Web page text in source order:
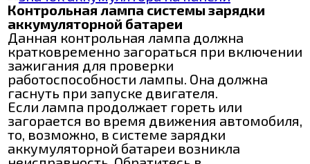
Контрольная лампа системы зарядки
аккумуляторной батареи
Данная контрольная лампа должна
кратковременно загораться при включении
зажигания для проверки
работоспособности лампы. Она должна
гаснуть при запуске двигателя.
Если лампа продолжает гореть или
загорается во время движения автомобиля,
то, возможно, в системе зарядки
аккумуляторной батареи возникла